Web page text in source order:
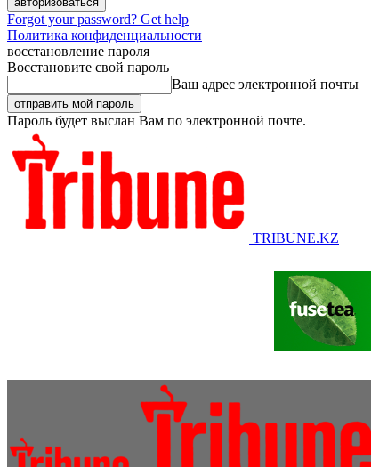
Forgot your password? Get help
Политика конфиденциальности
восстановление пароля
Восстановите свой пароль
Ваш адрес электронной почты
Пароль будет выслан Вам по электронной почте.
TRIBUNE.KZ